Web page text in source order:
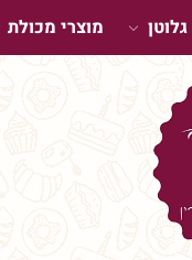
מוצרי מכולת